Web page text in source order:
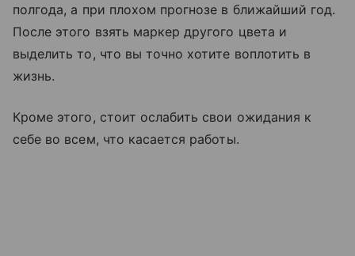
полгода, а при плохом прогнозе в ближайший год.
После этого взять маркер другого цвета и
выделить то, что вы точно хотите воплотить в
жизнь.
Кроме этого, стоит ослабить свои ожидания к
себе во всем, что касается работы.